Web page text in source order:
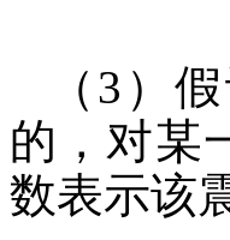
（3）
的，对某
数表示该